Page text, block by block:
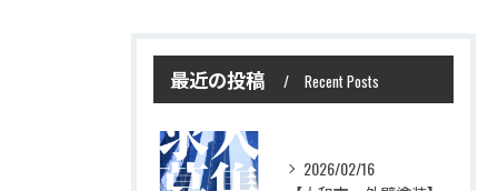
最近の投稿 Recent Posts
2026/02/16